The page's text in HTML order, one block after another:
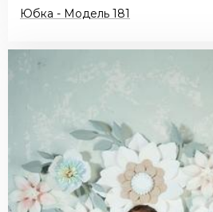
Юбка - Модель 181